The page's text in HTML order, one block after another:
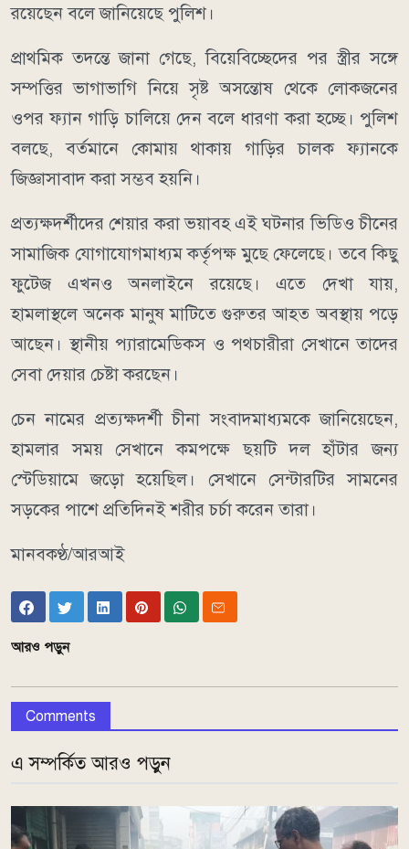
রয়েছেন বলে জানিয়েছে পুলিশ।
প্রাথমিক তদন্তে জানা গেছে, বিয়েবিচ্ছেদের পর স্ত্রীর সঙ্গে
সম্পত্তির ভাগাভাগি নিয়ে সৃষ্ট অসন্তোষ থেকে লোকজনের
ওপর ফ্যান গাড়ি চালিয়ে দেন বলে ধারণা করা হচ্ছে। পুলিশ
বলছে, বর্তমানে কোমায় থাকায় গাড়ির চালক ফ্যানকে
জিজ্ঞাসাবাদ করা সম্ভব হয়নি।
প্রত্যক্ষদর্শীদের শেয়ার করা ভয়াবহ এই ঘটনার ভিডিও চীনের
সামাজিক যোগাযোগমাধ্যম কর্তৃপক্ষ মুছে ফেলেছে। তবে কিছু
ফুটেজ এখনও অনলাইনে রয়েছে। এতে দেখা যায়,
হামলাস্থলে অনেক মানুষ মাটিতে গুরুতর আহত অবস্থায় পড়ে
আছেন। স্থানীয় প্যারামেডিকস ও পথচারীরা সেখানে তাদের
সেবা দেয়ার চেষ্টা করছেন।
চেন নামের প্রত্যক্ষদর্শী চীনা সংবাদমাধ্যমকে জানিয়েছেন,
হামলার সময় সেখানে কমপক্ষে ছয়টি দল হাঁটার জন্য
স্টেডিয়ামে জড়ো হয়েছিল। সেখানে সেন্টারটির সামনের
সড়কের পাশে প্রতিদিনই শরীর চর্চা করেন তারা।
মানবকণ্ঠ/আরআই
আরও পড়ুন
Comments
এ সম্পর্কিত আরও পড়ুন